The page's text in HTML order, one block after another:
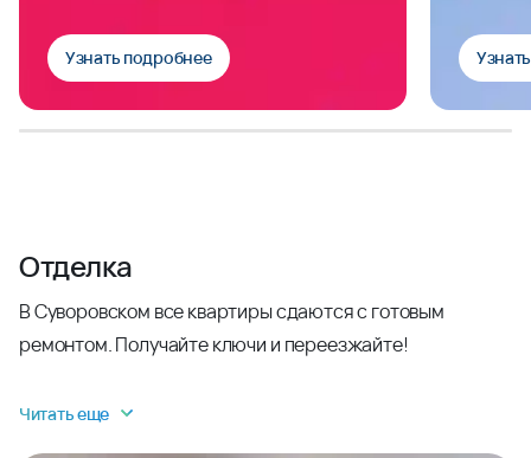
Узнать подробнее
Отделка
В Суворовском все квартиры сдаются с готовым
ремонтом. Получайте ключи и переезжайте!
Читать еще